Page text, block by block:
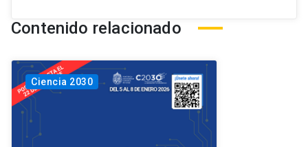
Contenido relacionado
Ciencia 2030